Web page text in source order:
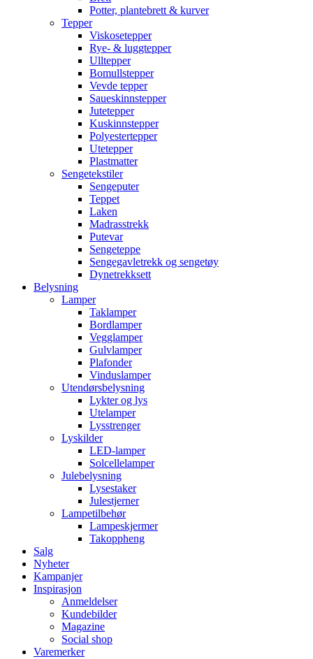
Potter, plantebrett & kurver
Tepper
Viskosetepper
Rye- & luggtepper
Ulltepper
Bomullstepper
Vevde tepper
Saueskinnstepper
Jutetepper
Kuskinnstepper
Polyestertepper
Utetepper
Plastmatter
Sengetekstiler
Sengeputer
Teppet
Laken
Madrasstrekk
Putevar
Sengeteppe
Sengegavletrekk og sengetøy
Dynetrekksett
Belysning
Lamper
Taklamper
Bordlamper
Vegglamper
Gulvlamper
Plafonder
Vinduslamper
Utendørsbelysning
Lykter og lys
Utelamper
Lysstrenger
Lyskilder
LED-lamper
Solcellelamper
Julebelysning
Lysestaker
Julestjerner
Lampetilbehør
Lampeskjermer
Takoppheng
Salg
Nyheter
Kampanjer
Inspirasjon
Anmeldelser
Kundebilder
Magazine
Social shop
Varemerker